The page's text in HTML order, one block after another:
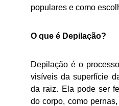
populares e como
O que é Depilação?
Depilação é o
visíveis da superfície
da raiz. Ela pode ser
do corpo, como